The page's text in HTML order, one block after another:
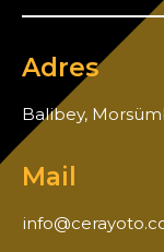
Adres
Balibey,
Mail